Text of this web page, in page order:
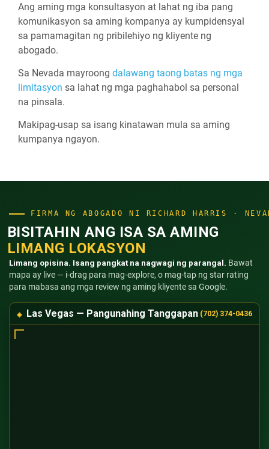
Ang aming mga konsultasyon at lahat ng iba pang
komunikasyon sa aming kompanya ay kumpidensyal
sa pamamagitan ng pribilehiyo ng kliyente ng
abogado.
Sa Nevada mayroong dalawang taong batas ng mga
limitasyon sa lahat ng mga paghahabol sa personal
na pinsala.
Makipag-usap sa isang kinatawan mula sa aming
kumpanya ngayon.
FIRMA NG ABOGADO NI RICHARD HARRIS ·
BISITAHIN ANG ISA SA AMING
LIMANG LOKASYON
Limang opisina. Isang pangkat na nagwagi ng parangal. Bawat
mapa ay live — i-drag para mag-explore, o mag-tap ng star rating
para mabasa ang mga review ng aming kliyente sa Google.
Las Vegas — Pangunahing Tanggapan (702) 374-0436